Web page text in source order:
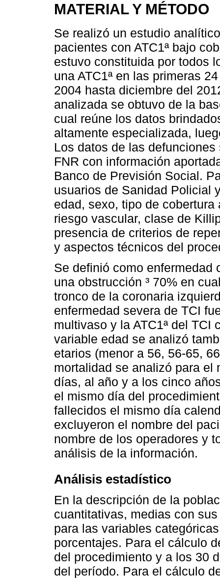
MATERIAL Y MÉTODO
Se realizó un estudio
pacientes con ATC1ª bajo
estuvo constituida por todos
una ATC1ª en las primeras
2004 hasta diciembre del
analizada se obtuvo de la
cual reúne los datos
altamente especializada,
Los datos de las
FNR con información
Banco de Previsión Social.
usuarios de Sanidad Policial
edad, sexo, tipo de
riesgo vascular, clase de
presencia de criterios de
y aspectos técnicos del
Se definió como enfermedad
una obstrucción ³ 70% en
tronco de la coronaria
enfermedad severa de TCI
multivaso y la ATC1ª del
variable edad se analizó
etarios (menor a 56, 56-65,
mortalidad se analizó para el
días, al año y a los cinco
el mismo día del
fallecidos el mismo día
excluyeron el nombre del
nombre de los operadores y
análisis de la información.
Análisis estadístico
En la descripción de la
cuantitativas, medias con
para las variables
porcentajes. Para el cálculo
del procedimiento y a los 30
del período. Para el cálculo